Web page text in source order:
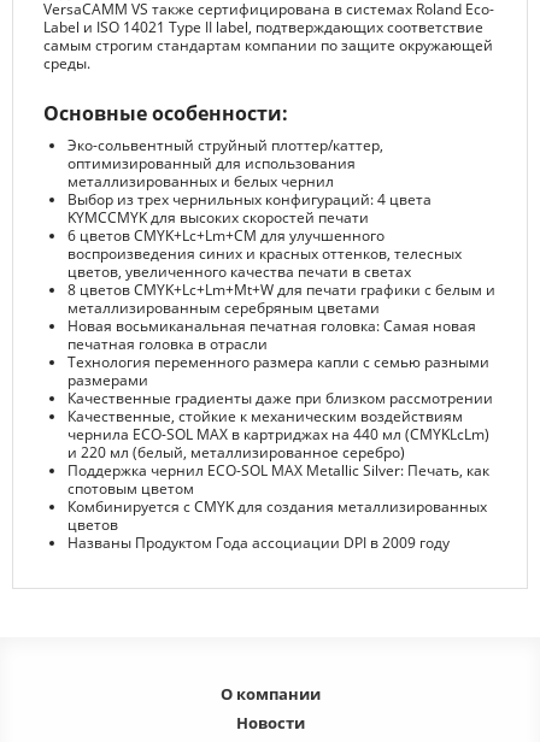
VersaCAMM VS также сертифицирована в системах Roland Eco-
Label и ISO 14021 Type II label, подтверждающих соответствие
самым строгим стандартам компании по защите окружающей
среды.
Основные особенности:
Эко-сольвентный струйный плоттер/каттер,
оптимизированный для использования
металлизированных и белых чернил
Выбор из трех чернильных конфигураций: 4 цвета
KYMCCMYK для высоких скоростей печати
6 цветов CMYK+Lc+Lm+CM для улучшенного
воспроизведения синих и красных оттенков, телесных
цветов, увеличенного качества печати в светах
8 цветов CMYK+Lc+Lm+Mt+W для печати графики с белым и
металлизированным серебряным цветами
Новая восьмиканальная печатная головка: Самая новая
печатная головка в отрасли
Технология переменного размера капли с семью разными
размерами
Качественные градиенты даже при близком рассмотрении
Качественные, стойкие к механическим воздействиям
чернила ECO-SOL MAX в картриджах на 440 мл (CMYKLcLm)
и 220 мл (белый, металлизированное серебро)
Поддержка чернил ECO-SOL MAX Metallic Silver: Печать, как
спотовым цветом
Комбинируется с CMYK для создания металлизированных
цветов
Названы Продуктом Года ассоциации DPI в 2009 году
О компании
Новости